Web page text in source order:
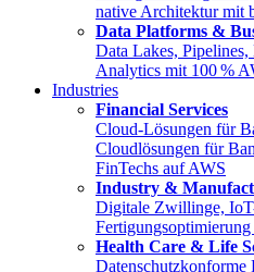
native Architektur mit
Data Platforms &
Data Lakes,
Analytics mit 100 %
Industries
Financial Services
Cloud-Lösungen für
Cloudlösungen für
FinTechs auf AWS
Industry &
Digitale Zwillinge,
Health Care & Life
Datenschutzkonforme